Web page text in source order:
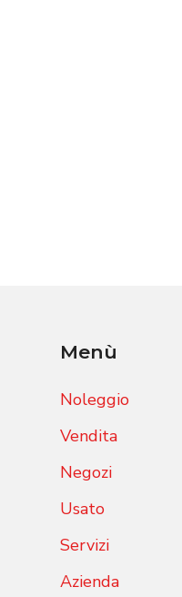
Menù
Noleggio
Vendita
Negozi
Usato
Servizi
Azienda